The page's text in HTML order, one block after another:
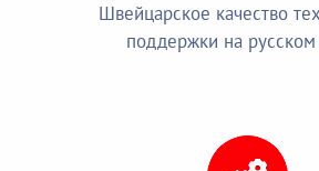
Швейцарское качество
поддержки на